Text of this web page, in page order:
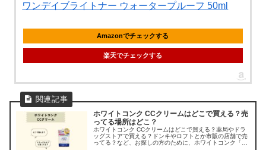
ワンデイブライトナー ウォータープルーフ 50ml
Amazonでチェックする
楽天でチェックする
ホワイトコンク CCクリームはどこで買える？売
ってる場所はどこ？
ホワイトコンク CCクリームはどこで買える？薬局やドラ
ッグストアで買える？ドンキやロフトとか市販の店舗で売
ってる？など、お探しの方のために、ホワイトコンク「ホ